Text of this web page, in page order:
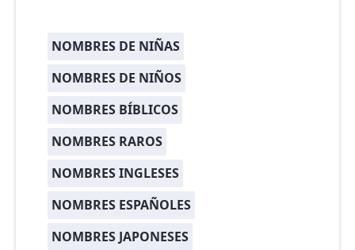
NOMBRES DE NIÑAS
NOMBRES DE NIÑOS
NOMBRES BÍBLICOS
NOMBRES RAROS
NOMBRES INGLESES
NOMBRES ESPAÑOLES
NOMBRES JAPONESES